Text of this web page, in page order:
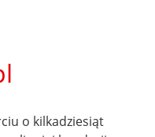
o kilkadziesiąt